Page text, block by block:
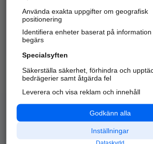
Kom igång och
Alla kategorier
Populära
API & Kartor
Annonsera
Integritet
Nödnummer
Använda exakta uppgifter om geografisk
positionering
Identifiera enheter baserat på
begärs
Specialsyften
Säkerställa säkerhet, förhindra och
bedrägerier samt åtgärda fel
Leverera och visa reklam och innehåll
Godkänn alla
Inställningar
Dataskydd